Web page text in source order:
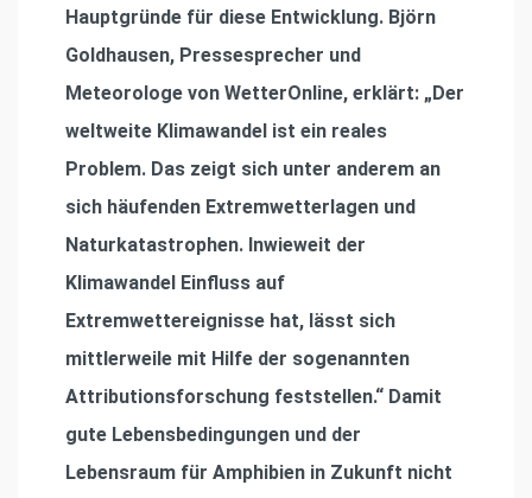
Hauptgründe für diese Entwicklung. Björn
Goldhausen, Pressesprecher und
Meteorologe von WetterOnline, erklärt: „Der
weltweite Klimawandel ist ein reales
Problem. Das zeigt sich unter anderem an
sich häufenden Extremwetterlagen und
Naturkatastrophen. Inwieweit der
Klimawandel Einfluss auf
Extremwettereignisse hat, lässt sich
mittlerweile mit Hilfe der sogenannten
Attributionsforschung feststellen.“ Damit
gute Lebensbedingungen und der
Lebensraum für Amphibien in Zukunft nicht